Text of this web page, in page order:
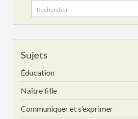
Search
for:
Sujets
Éducation
Naître fille
Communiquer et s’exprimer